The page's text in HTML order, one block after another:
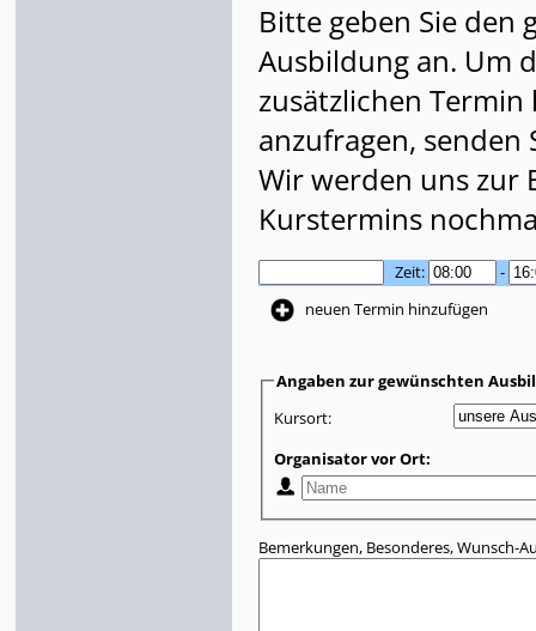
Bitte geben Sie den
Ausbildung an. Um
zusätzlichen
anzufragen, senden
Wir werden uns zur
Kurstermins
Zeit:
-
neuen Termin hinzufügen
Angaben zur gewünschten
Kursort:
Organisator vor Ort:
Bemerkungen, Besonderes, Wunsch-